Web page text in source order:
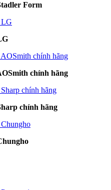
Form
chính hãng
chính hãng